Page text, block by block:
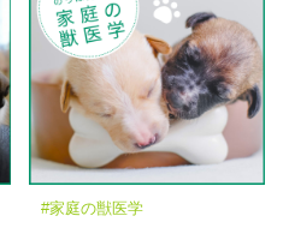
#家庭の獣医学